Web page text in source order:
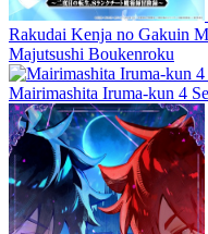
Rakudai Kenja no Gakuin
Majutsushi Boukenroku
Mairimashita Iruma-kun 4